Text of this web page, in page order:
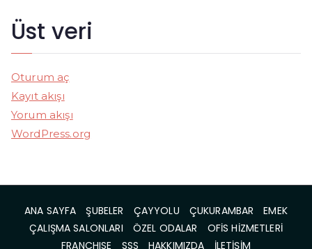
Üst veri
Oturum aç
Kayıt akışı
Yorum akışı
WordPress.org
ANA SAYFA ŞUBELER ÇAYYOLU ÇUKURAMBAR
EMEK
ÇALIŞMA SALONLARI
ÖZEL ODALAR
OFİS HİZMETLERİ
FRANCHISE
SSS HAKKIMIZDA İLETİŞİM